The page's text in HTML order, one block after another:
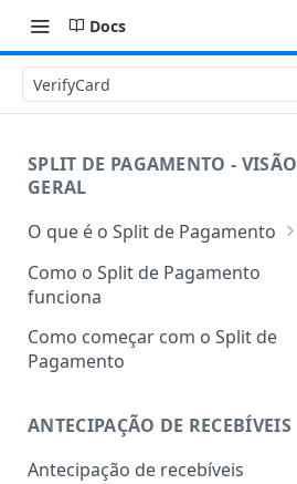
Docs
VerifyCard
SPLIT DE PAGAMENTO - VISÃO
GERAL
O que é o Split de Pagamento
Glossário
Como o Split de Pagamento
funciona
Como começar com o Split de
Pagamento
ANTECIPAÇÃO DE RECEBÍVEIS
Antecipação de recebíveis